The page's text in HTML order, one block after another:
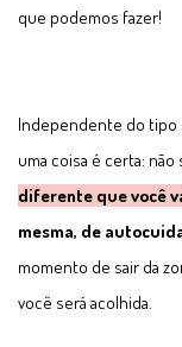
que podemos fazer!
Independente do tipo
uma coisa é certa:
diferente que você
mesma, de
momento de sair da
você será acolhida.